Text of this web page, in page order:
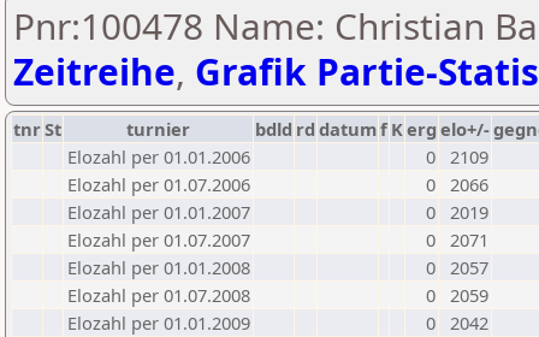
Pnr:100478 Name: Christian
Zeitreihe, Grafik Partie-
tnrSt turnier bdld rd datumf Kerg elo+/-
Elozahl per 01.01.2006
0 2109
Elozahl per 01.07.2006
0 2066
Elozahl per 01.01.2007
0 2019
Elozahl per 01.07.2007
0 2071
Elozahl per 01.01.2008
0 2057
Elozahl per 01.07.2008
0 2059
Elozahl per 01.01.2009
0 2042